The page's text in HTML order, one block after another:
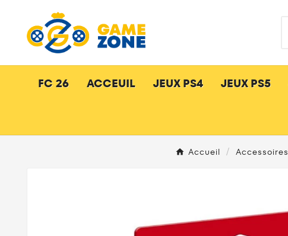
FC 26 ACCEUIL JEUX PS4 JEUX PS5
Accueil Accessoires